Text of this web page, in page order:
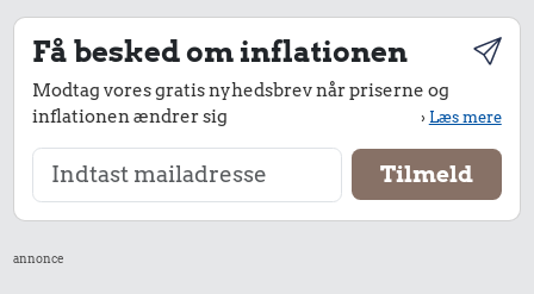
Få besked om inflationen
Modtag vores gratis nyhedsbrev når priserne og
inflationen ændrer sig
›Læs mere
annonce